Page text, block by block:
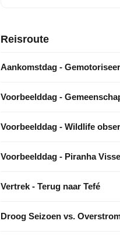
Reisroute
Aankomstdag -
Voorbeelddag -
Voorbeelddag - Wildlife
Voorbeelddag - Piranha
Vertrek - Terug naar Tefé
Droog Seizoen vs.